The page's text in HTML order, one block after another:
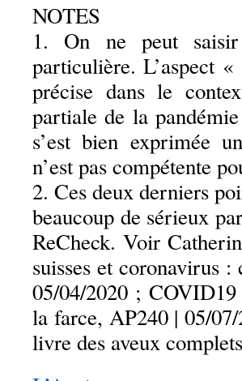
NOTES
1. On ne peut
particulière. L’aspect
précise dans le
partiale de la
s’est bien exprimée
n’est pas compétente
2. Ces deux derniers
beaucoup de sérieux
ReCheck. Voir
suisses et coronavirus
05/04/2020 ;
la farce, AP240 | 05/
livre des aveux